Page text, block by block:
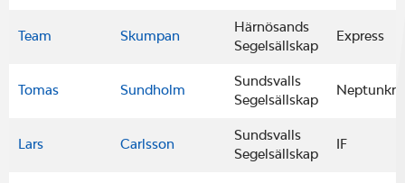
Team Skumpan
Härnösands
Segelsällskap
Express
Tomas Sundholm
Sundsvalls
Segelsällskap
Lars Carlsson
Sundsvalls
Segelsällskap
IF